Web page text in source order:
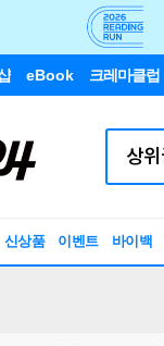
eBook 크레마클럽
신상품 이벤트 바이백